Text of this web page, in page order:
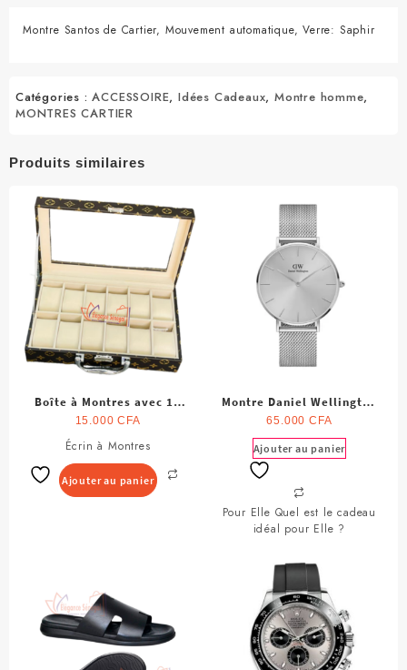
Montre Santos de Cartier, Mouvement automatique, Verre: Saphir
Catégories :ACCESSOIRE,Idées Cadeaux,Montre homme,
MONTRES CARTIER
Produits similaires
Boîte à Montres avec 12
Compartiments
15.000CFA
Écrin à Montres
Ajouter au panier
Montre Daniel Wellington
pour Femme
65.000 CFA
Pour Elle Quel est le cadeau
idéal pour Elle ?
Ajouter au panier